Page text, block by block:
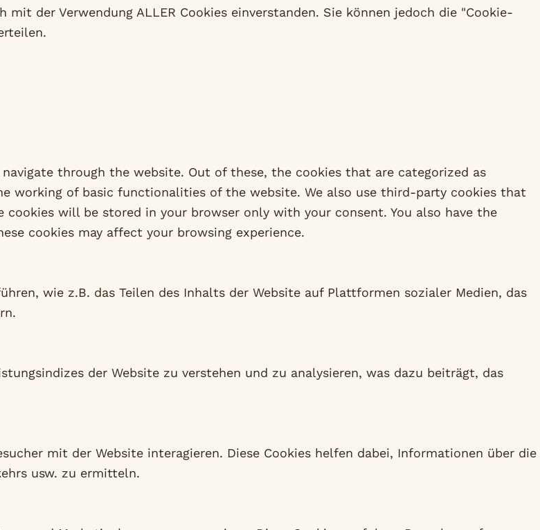
der Verwendung ALLER Cookies einverstanden. Sie können jedoch die "Cookie-
through the website. Out of these, the cookies that are categorized as
working of basic functionalities of the website. We also use third-party cookies that
will be stored in your browser only with your consent. You also have the
cookies may affect your browsing experience.
wie z.B. das Teilen des Inhalts der Website auf Plattformen sozialer Medien, das
der Website zu verstehen und zu analysieren, was dazu beiträgt, das
mit der Website interagieren. Diese Cookies helfen dabei, Informationen über die
usw. zu ermitteln.